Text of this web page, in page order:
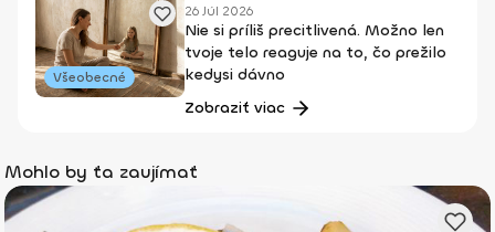
Všeobecné
26 Júl 2026
Nie si príliš precitlivená. Možno len
tvoje telo reaguje na to, čo prežilo
kedysi dávno
Zobraziť viac
Mohlo by ťa zaujímať